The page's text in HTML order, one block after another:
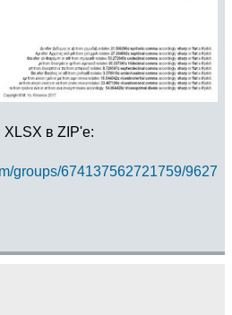
в ZIP'е:
groups/674137562721759/9627